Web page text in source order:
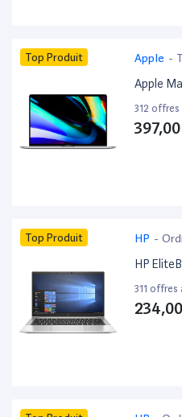
Top Produit Apple -
Apple
312 offres
Top Produit HP -
HP
311 offres